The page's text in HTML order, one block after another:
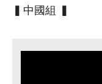
▍中國組 ▍